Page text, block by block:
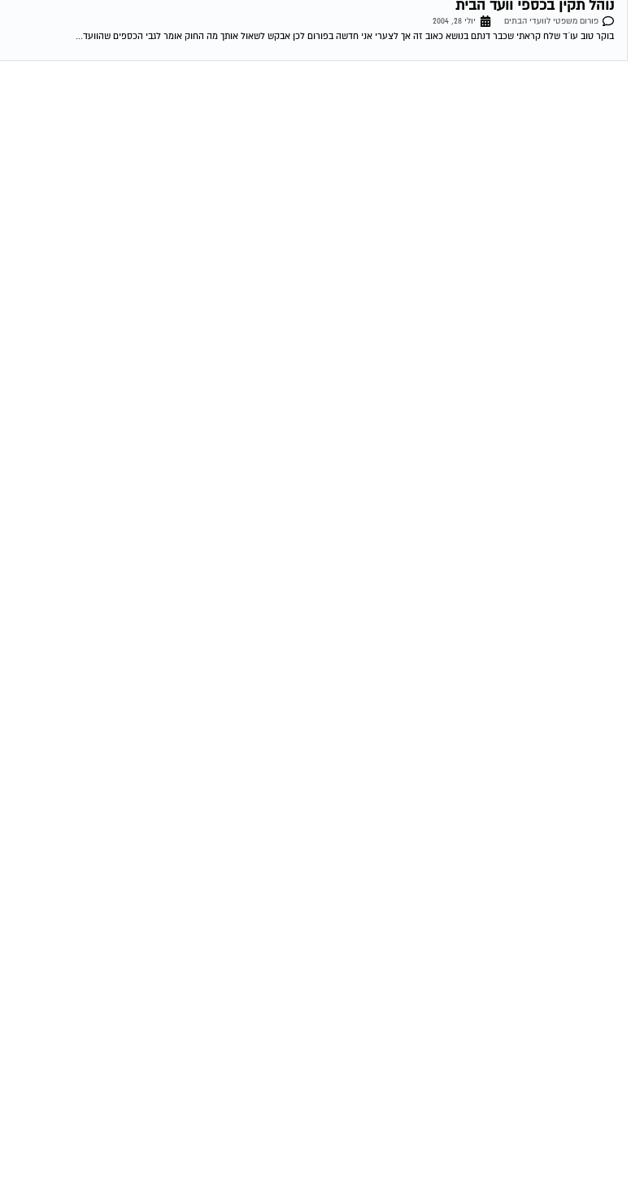
נוהל תקין בכספי וועד הבית
פורום משפטי לוועדי הבתים
יולי 28, 2004
בוקר טוב עו´ד שלח קראתי שכבר דנתם בנושא כאוב זה אך לצערי אני חדשה בפורום לכן אבקש לשאול אותך מה החוק אומר לגבי הכספים שהוועד...